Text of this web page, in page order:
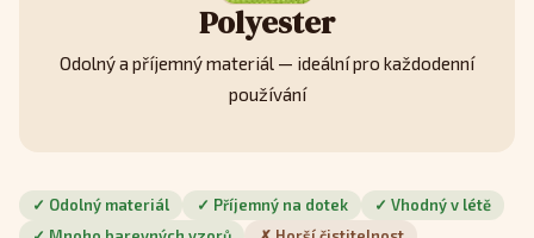
Polyester
Odolný a příjemný materiál — ideální pro každodenní
používání
✓ Odolný materiál ✓ Příjemný na dotek
✓ Vhodný v létě